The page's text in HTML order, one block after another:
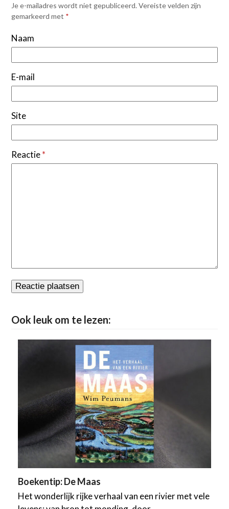
Je e-mailadres wordt niet gepubliceerd. Vereiste velden zijn
gemarkeerd met *
Naam
E-mail
Site
Reactie*
Ook leuk om te lezen:
Boekentip: De Maas
Het wonderlijk rijke verhaal van een rivier met vele